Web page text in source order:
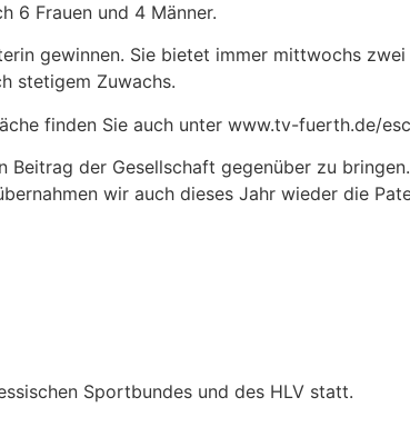
6 Frauen und 4 Männer.
gewinnen. Sie bietet immer mittwochs
stetigem Zuwachs.
finden Sie auch unter www.tv-fuerth.de/
der Gesellschaft gegenüber zu
wir auch dieses Jahr wieder die
Sportbundes und des HLV statt.